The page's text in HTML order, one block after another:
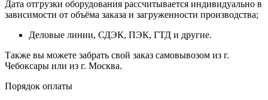
Дата отгрузки оборудования рассчитывается индивидуально в
зависимости от объёма заказа и загруженности производства;
Деловые линии, СДЭК, ПЭК, ГТД и другие.
Также вы можете забрать свой заказ самовывозом из г.
Чебоксары или из г. Москва.
Порядок оплаты